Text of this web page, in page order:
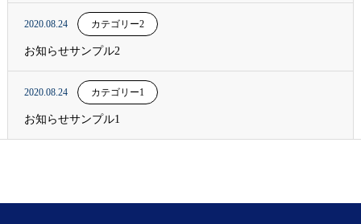
2020.08.24 カテゴリー2
お知らせサンプル2
2020.08.24 カテゴリー1
お知らせサンプル1